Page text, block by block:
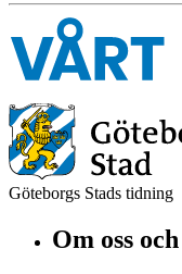
Göteborgs Stads tidning
Om oss